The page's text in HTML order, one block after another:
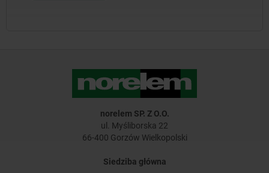
norelem SP. Z O.O.
ul. Myśliborska 22
66-400 Gorzów Wielkopolski
Siedziba główna